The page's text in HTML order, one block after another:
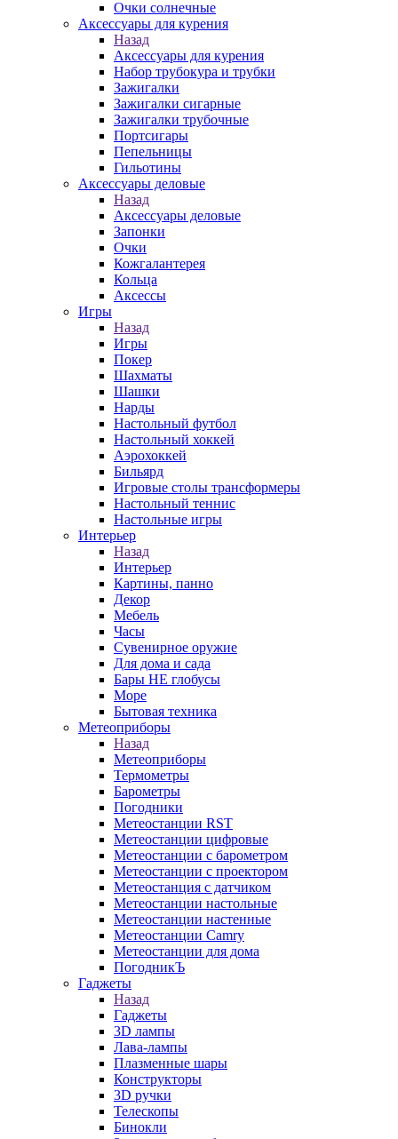
Очки солнечные
Аксессуары для курения
Назад
Аксессуары для курения
Набор трубокура и трубки
Зажигалки
Зажигалки сигарные
Зажигалки трубочные
Портсигары
Пепельницы
Гильотины
Аксессуары деловые
Назад
Аксессуары деловые
Запонки
Очки
Кожгалантерея
Кольца
Аксессы
Игры
Назад
Игры
Покер
Шахматы
Шашки
Нарды
Настольный футбол
Настольный хоккей
Аэрохоккей
Бильярд
Игровые столы трансформеры
Настольный теннис
Настольные игры
Интерьер
Назад
Интерьер
Картины, панно
Декор
Мебель
Часы
Сувенирное оружие
Для дома и сада
Бары НЕ глобусы
Море
Бытовая техника
Метеоприборы
Назад
Метеоприборы
Термометры
Барометры
Погодники
Метеостанции RST
Метеостанции цифровые
Метеостанции с барометром
Метеостанции с проектором
Метеостанция с датчиком
Метеостанции настольные
Метеостанции настенные
Метеостанции Camry
Метеостанции для дома
ПогодникЪ
Гаджеты
Назад
Гаджеты
3D лампы
Лава-лампы
Плазменные шары
Конструкторы
3D ручки
Телескопы
Бинокли